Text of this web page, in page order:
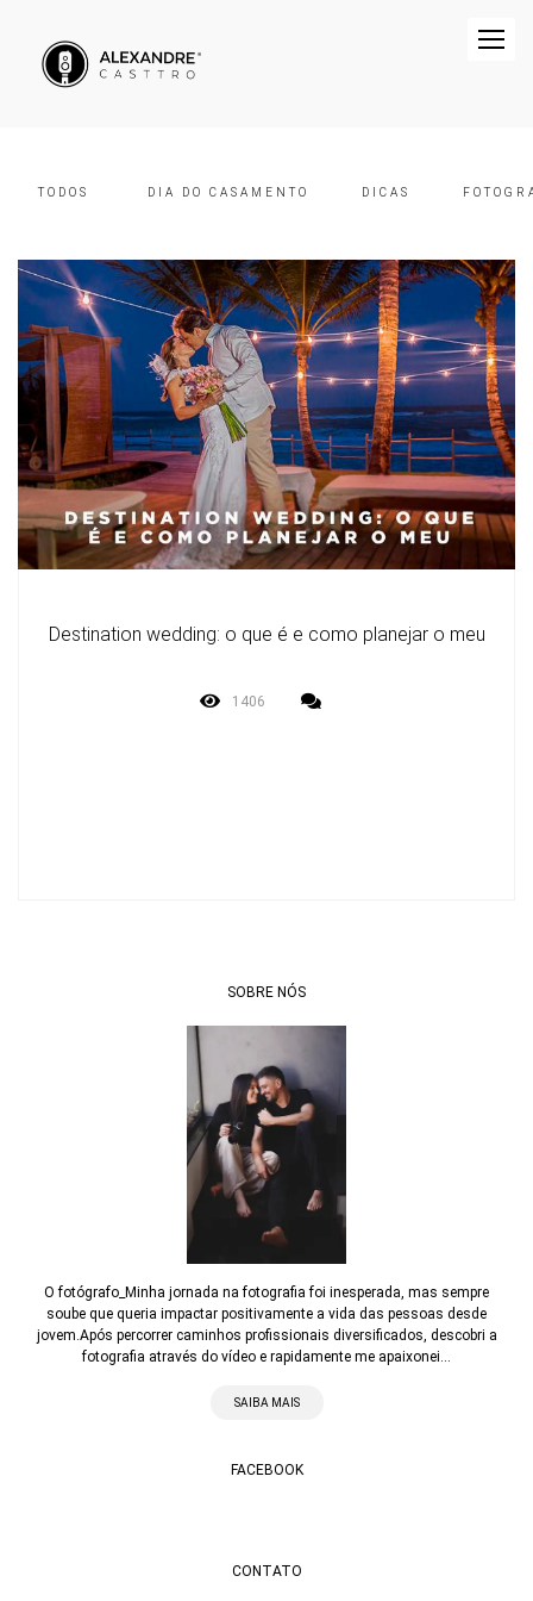
TODOS DIA DO CASAMENTO DICAS
Destination wedding: o que é e como planejar o meu
1406
SOBRE NÓS
O fotógrafo_Minha jornada na fotografia foi inesperada, mas sempre
soube que queria impactar positivamente a vida das pessoas desde
jovem.Após percorrer caminhos profissionais diversificados, descobri a
fotografia através do vídeo e rapidamente me apaixonei...
SAIBA MAIS
FACEBOOK
CONTATO